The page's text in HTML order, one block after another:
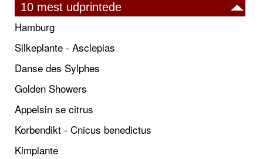
10 mest udprintede
Hamburg
Silkeplante - Asclepias
Danse des Sylphes
Golden Showers
Appelsin se citrus
Korbendikt - Cnicus benedictus
Kimplante